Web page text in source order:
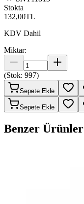
Stokta
132,00TL
KDV Dahil
Miktar:
(Stok: 997)
Sepete Ekle
Sepete Ekle
Benzer Ürünler